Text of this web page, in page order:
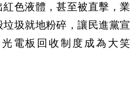
色液體，甚至被直擊，業
圾就地粉碎，讓民進黨宣
電板回收制度成為大笑